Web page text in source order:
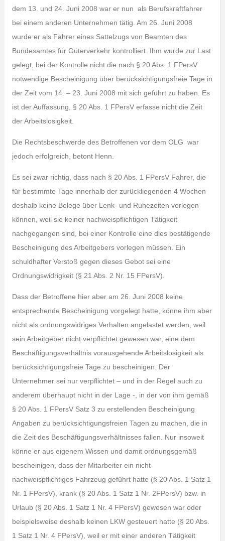
dem 13. und 24. Juni 2008 war er nun als Berufskraftfahrer
bei einem anderen Unternehmen tätig. Am 26. Juni 2008
wurde er als Fahrer eines Sattelzugs von Beamten des
Bundesamtes für Güterverkehr kontrolliert. Ihm wurde zur Last
gelegt, bei der Kontrolle nicht die nach § 20 Abs. 1 FPersV
notwendige Bescheinigung über berücksichtigungsfreie Tage in
der Zeit vom 14. – 23. Juni 2008 mit sich geführt zu haben. Es
ist der Auffassung, § 20 Abs. 1 FPersV erfasse nicht die Zeit
der Arbeitslosigkeit.
Die Rechtsbeschwerde des Betroffenen vor dem OLG war
jedoch erfolgreich, betont Henn.
Es sei zwar richtig, dass nach § 20 Abs. 1 FPersV Fahrer, die
für bestimmte Tage innerhalb der zurückliegenden 4 Wochen
deshalb keine Belege über Lenk- und Ruhezeiten vorlegen
können, weil sie keiner nachweispflichtigen Tätigkeit
nachgegangen sind, bei einer Kontrolle eine dies bestätigende
Bescheinigung des Arbeitgebers vorlegen müssen. Ein
schuldhafter Verstoß gegen dieses Gebot sei eine
Ordnungswidrigkeit (§ 21 Abs. 2 Nr. 15 FPersV).
Dass der Betroffene hier aber am 26. Juni 2008 keine
entsprechende Bescheinigung vorgelegt hatte, könne ihm aber
nicht als ordnungswidriges Verhalten angelastet werden, weil
sein Arbeitgeber nicht verpflichtet gewesen war, eine dem
Beschäftigungsverhältnis vorausgehende Arbeitslosigkeit als
berücksichtigungsfreie Tage zu bescheinigen. Der
Unternehmer sei nur verpflichtet – und in der Regel auch zu
anderem überhaupt nicht in der Lage -, in der von ihm gemäß
§ 20 Abs. 1 FPersV Satz 3 zu erstellenden Bescheinigung
Angaben zu berücksichtigungsfreien Tagen zu machen, die in
die Zeit des Beschäftigungsverhältnisses fallen. Nur insoweit
könne er aus eigenem Wissen und damit ordnungsgemäß
bescheinigen, dass der Mitarbeiter ein nicht
nachweispflichtiges Fahrzeug geführt hatte (§ 20 Abs. 1 Satz 1
Nr. 1 FPersV), krank (§ 20 Abs. 1 Satz 1 Nr. 2FPersV) bzw. in
Urlaub (§ 20 Abs. 1 Satz 1 Nr. 4 FPersV) gewesen war oder
beispielsweise deshalb keinen LKW gesteuert hatte (§ 20 Abs.
1 Satz 1 Nr. 4 FPersV), weil er mit einer anderen Tätigkeit